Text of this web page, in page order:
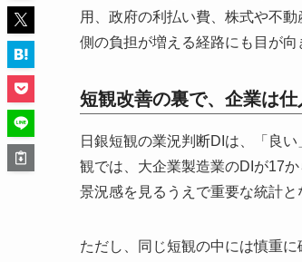
用、政府の利払い費、株式や不
側の負担が増える経路にも目が向
短観改善の裏で、企業は
日銀短観の業況判断DIは、「良
観では、大企業製造業のDIが17
景況感を見るうえで重要な統計と
ただし、同じ短観の中には慎重